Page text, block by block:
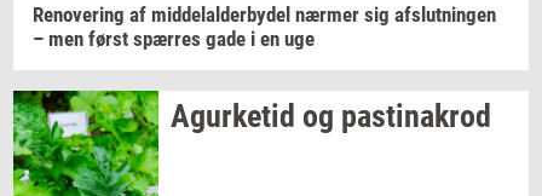
Renove­ring af mid­delal­der­by­del nær­mer sig af­slut­nin­gen
– men først spær­res gade i en uge
Agur­ke­tid og pa­stina­krod